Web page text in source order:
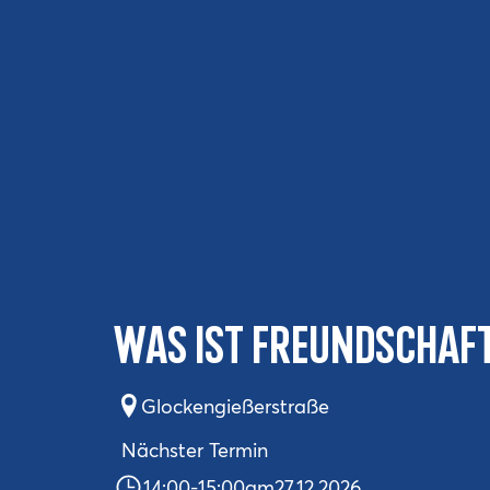
Was ist
Glockengießerstraße
Nächster Termin